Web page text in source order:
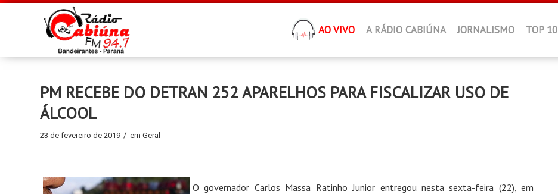
AO VIVO A RÁDIO CABIÚNA JORNALISMO TOP 10
PM RECEBE DO DETRAN 252 APARELHOS PARA FISCALIZAR USO DE
ÁLCOOL
23 de fevereiro de 2019 / em Geral
O governador Carlos Massa Ratinho Junior entregou nesta sexta-feira (22), em